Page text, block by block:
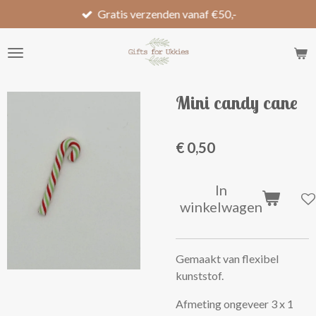
direct
naar
Gratis verzenden vanaf €50,-
Mini candy cane
€ 0,50
In
winkelwagen
Gemaakt van flexibel
kunststof.
Afmeting ongeveer 3 x 1